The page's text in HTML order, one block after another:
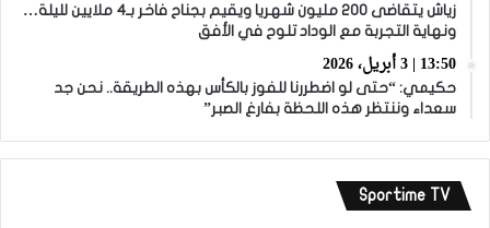
زياش يتقاضى 200 مليون شهريا ويقيم بجناح فاخر بـ4 ملايين لليلة…
ونهاية التجربة مع الوداد تلوح في الأفق
13:50 | 3 أبريل، 2026
حكيمي: “حتى لو اضطررنا للفوز بالكأس بهذه الطريقة.. نحن جد
سعداء وننتظر هذه اللحظة بفارغ الصبر”
Sportime TV